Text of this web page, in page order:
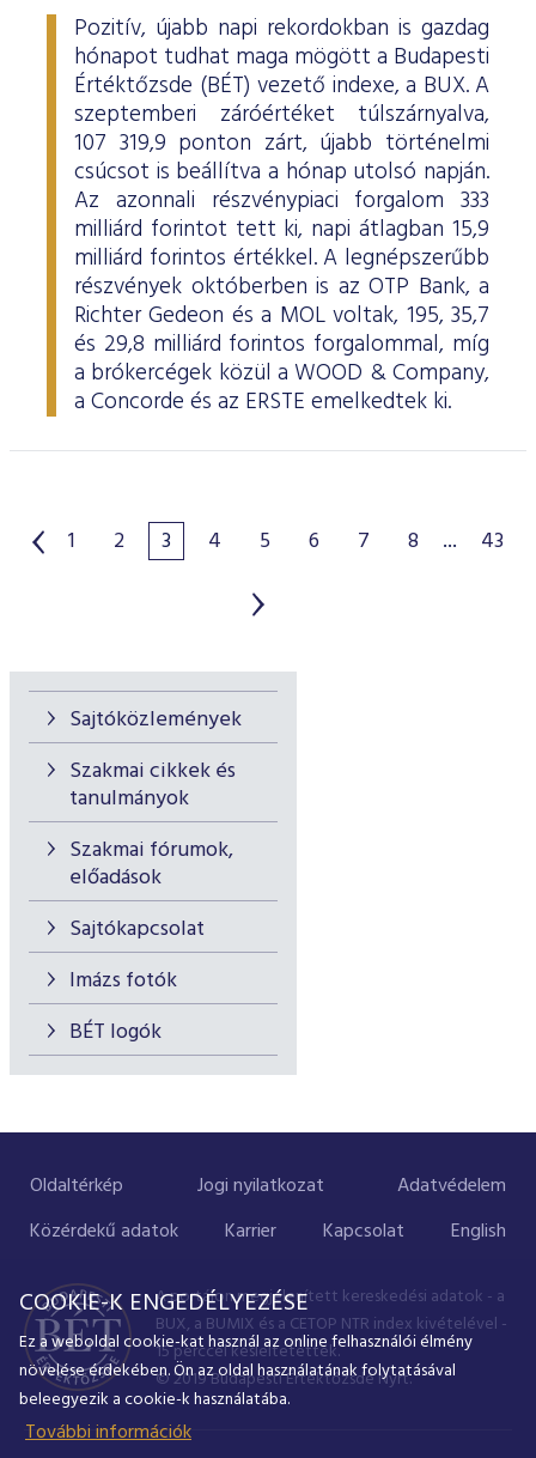
Sajtóközlemények
Szakmai cikkek és
tanulmányok
Szakmai fórumok,
előadások
Sajtókapcsolat
Imázs fotók
BÉT logók
Pozitív, újabb napi rekordokban is gazdag
hónapot tudhat maga mögött a Budapesti
Értéktőzsde (BÉT) vezető indexe, a BUX. A
szeptemberi záróértéket túlszárnyalva,
107 319,9 ponton zárt, újabb történelmi
csúcsot is beállítva a hónap utolsó napján.
Az azonnali részvénypiaci forgalom 333
milliárd forintot tett ki, napi átlagban 15,9
milliárd forintos értékkel. A legnépszerűbb
részvények októberben is az OTP Bank, a
Richter Gedeon és a MOL voltak, 195, 35,7
és 29,8 milliárd forintos forgalommal, míg
a brókercégek közül a WOOD & Company,
a Concorde és az ERSTE emelkedtek ki.
1 2 3 4 5 6 7 8 ... 43
Oldaltérkép Jogi nyilatkozat
Adatvédelem
Közérdekű adatok
Karrier Kapcsolat English
A portálon megjelenített kereskedési adatok - a
BUX, a BUMIX és a CETOP NTR index kivételével -
15 perccel késleltetettek.
© 2019 Budapesti Értéktőzsde Nyrt.
COOKIE-K ENGEDÉLYEZÉSE
Ez a weboldal cookie-kat használ az online felhasználói élmény
növelése érdekében. Ön az oldal használatának folytatásával
beleegyezik a cookie-k használatába.
További információk